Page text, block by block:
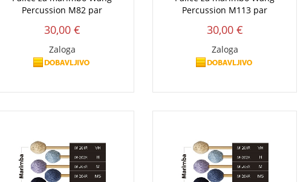
Percussion M82 par
30,00 €
Zaloga
Percussion M113 par
30,00 €
Zaloga